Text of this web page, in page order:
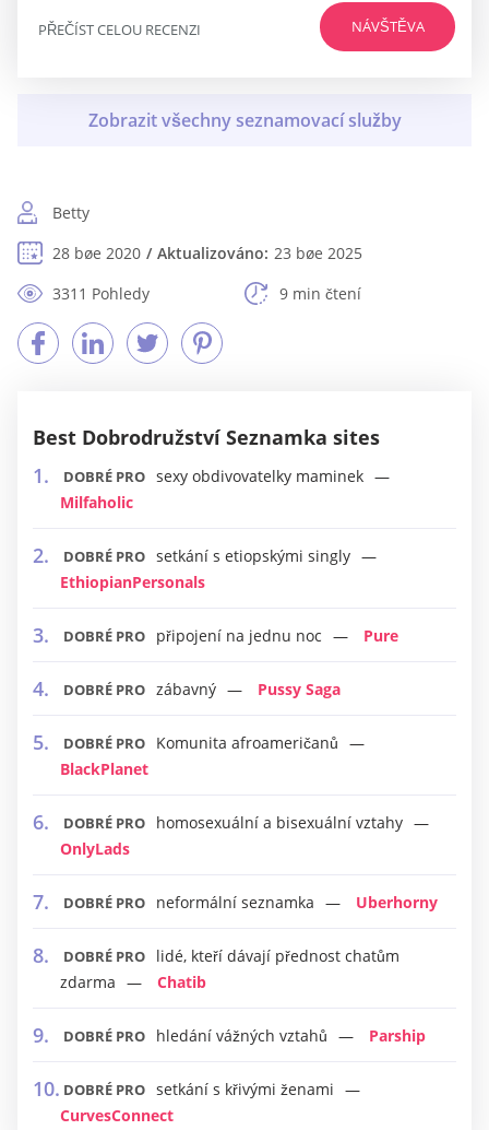
NÁVŠTĚVA
PŘEČÍST CELOU RECENZI
Betty
28 bøe 2020
Aktualizováno: 23 bøe 2025
3311 Pohledy
9 min čtení
Best Dobrodružství Seznamka sites
DOBRÉ PRO sexy obdivovatelky maminek
Milfaholic
DOBRÉ PRO setkání s etiopskými singly
EthiopianPersonals
DOBRÉ PRO připojení na jednu noc Pure
DOBRÉ PRO zábavný Pussy Saga
DOBRÉ PRO
Komunita afroameričanů
BlackPlanet
DOBRÉ PRO
homosexuální a bisexuální vztahy
OnlyLads
DOBRÉ PRO neformální seznamka Uberhorny
DOBRÉ PRO
lidé, kteří dávají přednost chatům
zdarma
Chatib
DOBRÉ PRO hledání vážných vztahů Parship
DOBRÉ PRO setkání s křivými ženami
CurvesConnect